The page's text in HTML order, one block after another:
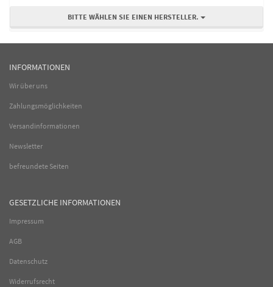
BITTE WÄHLEN SIE EINEN HERSTELLER.
INFORMATIONEN
Wir über uns
Zahlungsmöglichkeiten
Versandinformationen
Newsletter
befreundete Seiten
GESETZLICHE INFORMATIONEN
Impressum
AGB
Datenschutz
Widerrufsrecht